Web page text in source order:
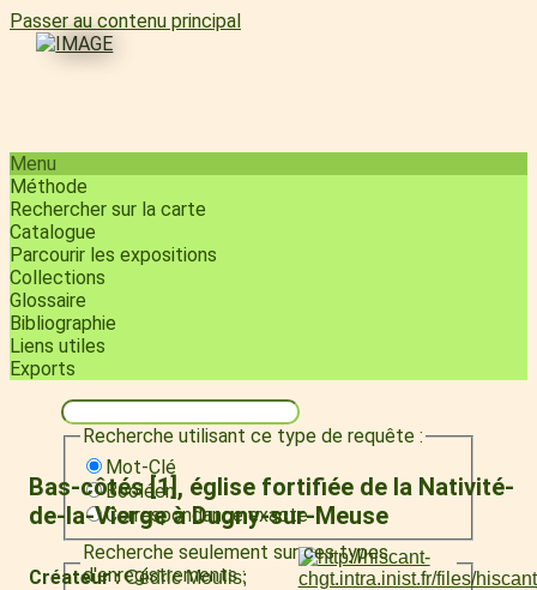
Passer au contenu principal
Menu
Méthode
Rechercher sur la carte
Catalogue
Parcourir les expositions
Collections
Glossaire
Bibliographie
Liens utiles
Exports
Recherche utilisant ce type de requête :
Mot-Clé
Booléen
Correspondance exacte
Recherche seulement sur ces types
d'enregistrements :
Bas-côtés [1], église fortifiée de la Nativité-
de-la-Vierge à Dugny-sur-Meuse
Créateur
Cédric Moulis